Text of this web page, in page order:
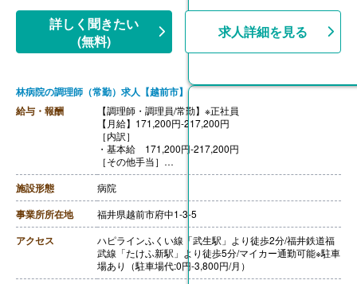
詳しく聞きたい
(無料)
求人詳細を見る
林病院の調理師（常勤）求人【越前市】
給与・報酬
【調理師・調理員/常勤】※正社員
【月給】171,200円-217,200円
［内訳］
・基本給 171,200円-217,200円
［その他手当］
・扶養手当
・住宅手当
・育児手当
※上記各手当は支給要件あり
【賞与】年2回（計4.20ヶ月分）※前年度実績
【通勤手当】あり（上限なし、実費支給）
【昇給】あり（1月あたり2,000円-2,500円）※前年度実
績
【退職金】あり※勤続3年以上
施設形態 病院
事業所所在地 福井県越前市府中1-3-5
アクセス
ハピラインふくい線「武生駅」より徒歩2分/福井鉄道福
武線「たけふ新駅」より徒歩5分/マイカー通勤可能※駐車
場あり（駐車場代:0円-3,800円/月）